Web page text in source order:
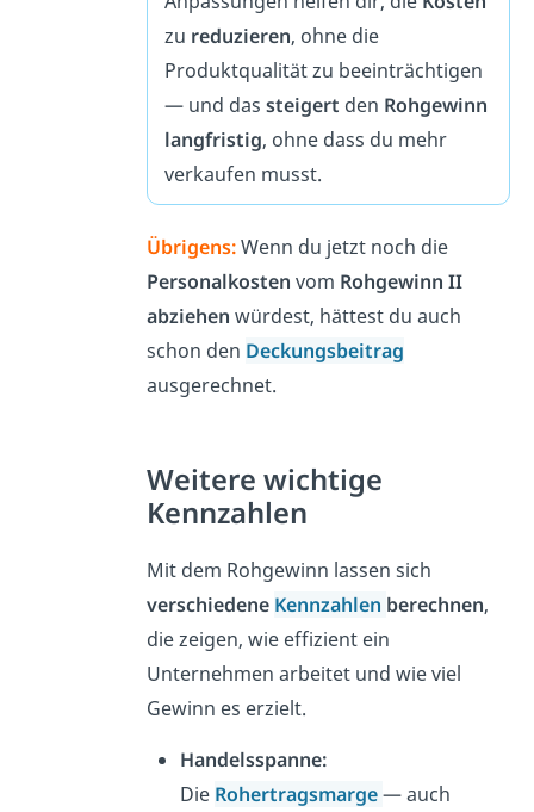
zu reduzieren, ohne die
Produktqualität zu beeinträchtigen
— und das steigert den Rohgewinn
langfristig, ohne dass du mehr
verkaufen musst.
Übrigens:Wenn du jetzt noch die
Personalkosten vom Rohgewinn II
abziehen würdest, hättest du auch
schon den Deckungsbeitrag
ausgerechnet.
Weitere wichtige
Kennzahlen
Mit dem Rohgewinn lassen sich
verschiedene Kennzahlen berechnen,
die zeigen, wie effizient ein
Unternehmen arbeitet und wie viel
Gewinn es erzielt.
Handelsspanne:
Die Rohertragsmarge— auch